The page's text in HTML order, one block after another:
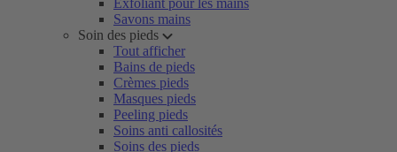
Exfoliant pour les mains
Savons mains
Soin des pieds
Tout afficher
Bains de pieds
Crèmes pieds
Masques pieds
Peeling pieds
Soins anti callosités
Soins des pieds